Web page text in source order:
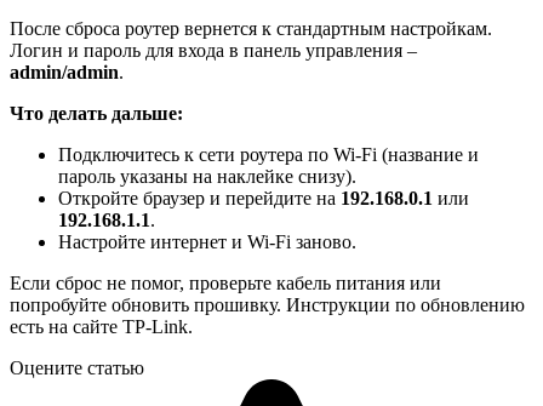
После сброса роутер вернется к стандартным настройкам.
Логин и пароль для входа в панель управления –
admin/admin.
Что делать дальше:
Подключитесь к сети роутера по Wi-Fi (название и
пароль указаны на наклейке снизу).
Откройте браузер и перейдите на 192.168.0.1 или
192.168.1.1.
Настройте интернет и Wi-Fi заново.
Если сброс не помог, проверьте кабель питания или
попробуйте обновить прошивку. Инструкции по обновлению
есть на сайте TP-Link.
Оцените статью